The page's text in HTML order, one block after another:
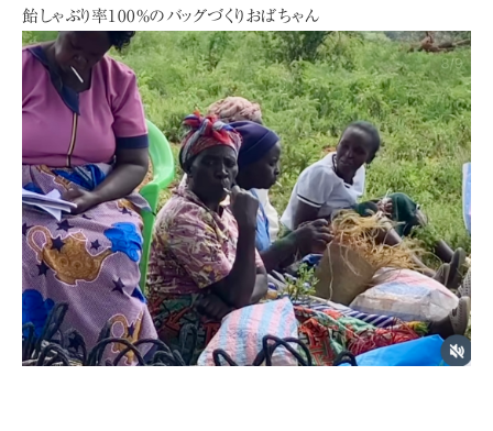
飴しゃぶり率100%のバッグづくりおばちゃん